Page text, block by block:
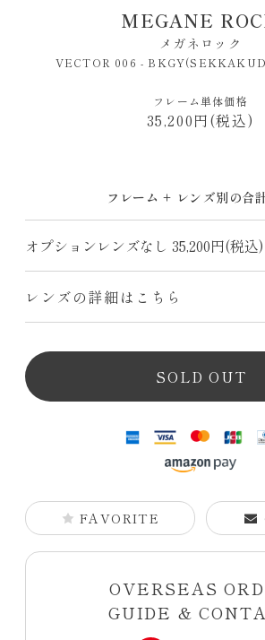
MEGANE
メガネロック
VECTOR 006 -
フレーム単体価格
35,200円(税込)
フレーム + レンズ別の合
レンズの詳細はこちら
SOLD OUT
FAVORITE
OVERSEAS
GUIDE &